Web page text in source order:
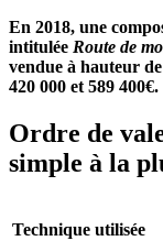
En 2018, une
intitulée Route de
vendue à hauteur
420 000 et 589 400€.
Ordre de
simple à la
Technique utilisée